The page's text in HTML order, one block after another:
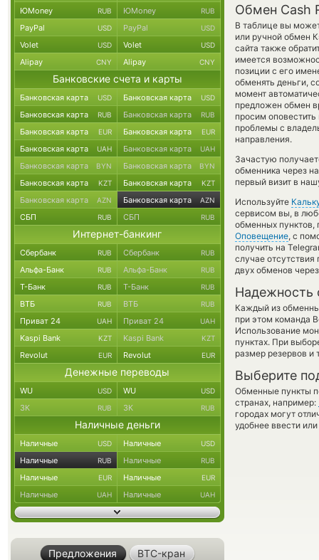
Обмен Cash
В таблице вы
или ручной обмен
сайта также
имеется
позиции с его
обменять деньги,
момент
предложен обмен
просим
проблемы с
направления.
Зачастую
обменника через
первый визит в
Используйте
сервисом вы, в
обменных
Оповещение, с
получить на
случае
двух обменов
Надежность
Каждый из
при этом команда
Использование
пунктах. При
размер резервов и
Выберите
Обменные пункты
странах, например:
городах могут
удобнее ввести
ЮMoney RUB ЮMoney RUB
PayPal USD PayPal USD
Volet USD Volet USD
Alipay CNY Alipay CNY
Банковские счета и карты
Банковская карта USD Банковская карта USD
Банковская карта RUB Банковская карта RUB
Банковская карта EUR Банковская карта EUR
Банковская карта UAH Банковская карта UAH
Банковская карта BYN Банковская карта BYN
Банковская карта KZT Банковская карта KZT
Банковская карта AZN Банковская карта AZN
СБП RUB СБП RUB
Интернет-банкинг
Сбербанк RUB Сбербанк RUB
Альфа-Банк RUB Альфа-Банк RUB
Т-Банк RUB Т-Банк RUB
ВТБ RUB ВТБ RUB
Приват 24 UAH Приват 24 UAH
Kaspi Bank KZT Kaspi Bank KZT
Revolut EUR Revolut EUR
Денежные переводы
WU USD WU USD
ЗК RUB ЗК RUB
Наличные деньги
Наличные USD Наличные USD
Наличные RUB Наличные RUB
Наличные EUR Наличные EUR
Наличные UAH Наличные UAH
Предложения BTC-кран